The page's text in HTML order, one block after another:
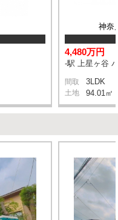
神奈
4,480万円
-駅 上星ヶ谷
間取 3LDK
土地 94.01㎡